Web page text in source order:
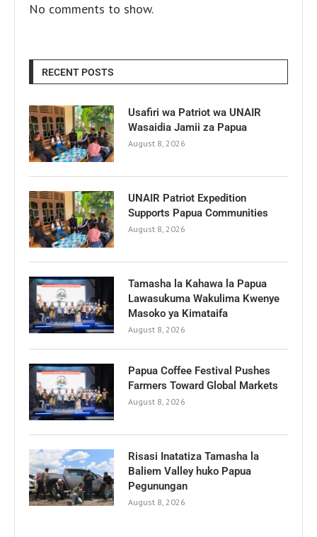
No comments to show.
RECENT POSTS
Usafiri wa Patriot wa UNAIR
Wasaidia Jamii za Papua
August 8, 2026
UNAIR Patriot Expedition
Supports Papua Communities
August 8, 2026
Tamasha la Kahawa la Papua
Lawasukuma Wakulima Kwenye
Masoko ya Kimataifa
August 8, 2026
Papua Coffee Festival Pushes
Farmers Toward Global Markets
August 8, 2026
Risasi Inatatiza Tamasha la
Baliem Valley huko Papua
Pegunungan
August 8, 2026